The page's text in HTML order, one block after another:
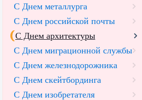
С Днем металлурга
С Днем российской почты
С Днем архитектуры
С Днем миграционной службы
С Днем железнодорожника
С Днем скейтбординга
С Днем изобретателя